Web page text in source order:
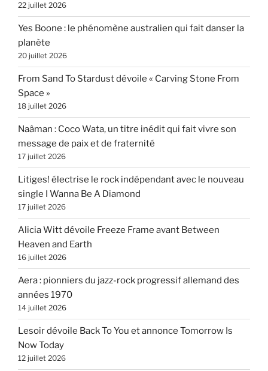
22 juillet 2026
Yes Boone : le phénomène australien qui fait danser la
planète
20 juillet 2026
From Sand To Stardust dévoile « Carving Stone From
Space »
18 juillet 2026
Naâman : Coco Wata, un titre inédit qui fait vivre son
message de paix et de fraternité
17 juillet 2026
Litiges! électrise le rock indépendant avec le nouveau
single I Wanna Be A Diamond
17 juillet 2026
Alicia Witt dévoile Freeze Frame avant Between
Heaven and Earth
16 juillet 2026
Aera : pionniers du jazz-rock progressif allemand des
années 1970
14 juillet 2026
Lesoir dévoile Back To You et annonce Tomorrow Is
Now Today
12 juillet 2026